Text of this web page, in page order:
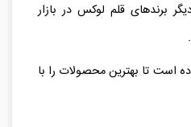
برندهای قلم لوکس در بازار
است تا بهترین محصولات را با